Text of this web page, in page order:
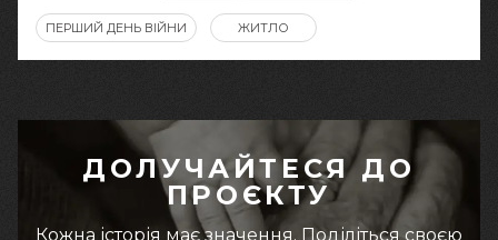
ПЕРШИЙ ДЕНЬ ВІЙНИ ЖИТЛО
ДОЛУЧАЙТЕСЯ ДО
ПРОЄКТУ
Кожна історія має значення. Поділіться своєю